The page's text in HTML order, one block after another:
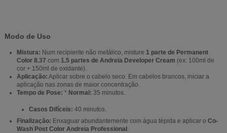
Modo de Uso
Mistura: Num recipiente não metálico, misture 1 parte de Permanent
Color 8.37 com 1.5 partes de Andreia Developer Cream (ex: 100ml de
cor + 150ml de oxidante).
Aplicação: Aplicar sobre o cabelo seco. Em cabelos brancos, iniciar a
aplicação nas zonas de maior concentração.
Tempo de Pose: * Normal: 35 minutos.
Casos Difíceis: 40 minutos.
Finalização: Enxaguar abundantemente com água tépida e aplicar o Co-
Wash Post Color Andreia Professional.